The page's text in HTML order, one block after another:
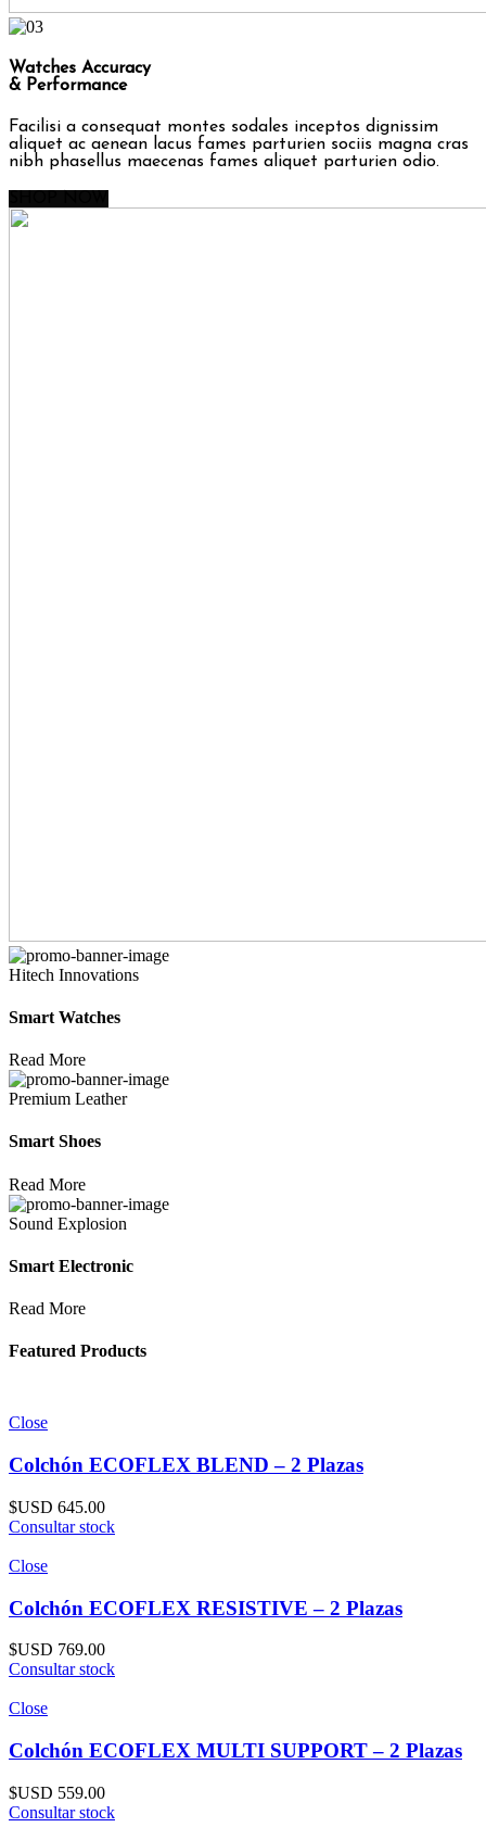
Watches Accuracy
& Performance
Facilisi a consequat montes sodales inceptos dignissim
aliquet ac aenean lacus fames parturien sociis magna cras
nibh phasellus maecenas fames aliquet parturien odio.
Hitech Innovations
Smart Watches
Read More
Premium Leather
Smart Shoes
Read More
Sound Explosion
Smart Electronic
Read More
Featured Products
Close
Colchón ECOFLEX BLEND – 2 Plazas
$USD 645.00
Consultar stock
Close
Colchón ECOFLEX RESISTIVE – 2 Plazas
$USD 769.00
Consultar stock
Close
Colchón ECOFLEX MULTI SUPPORT – 2 Plazas
$USD 559.00
Consultar stock